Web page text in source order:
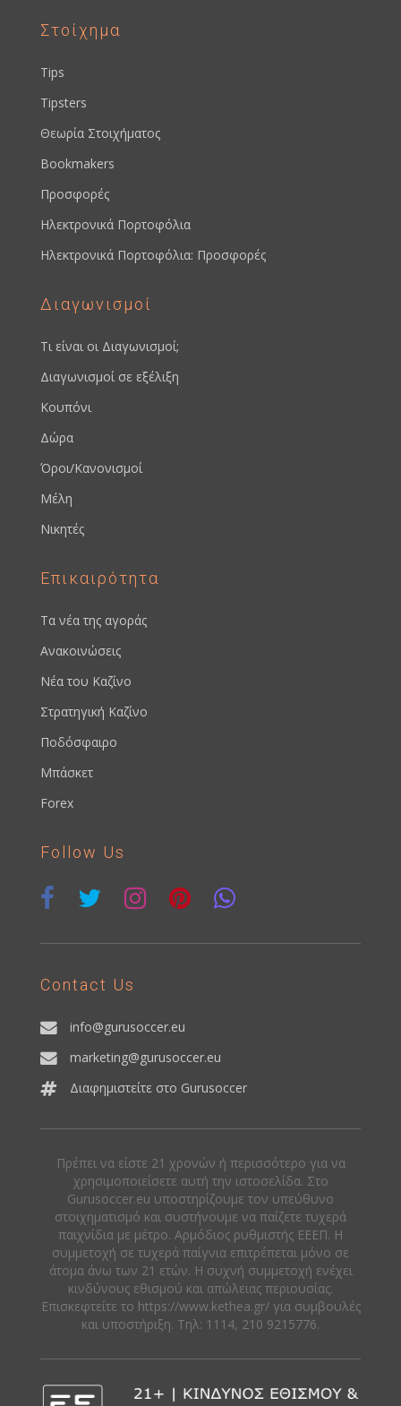
Στοίχημα
Tips
Tipsters
Θεωρία Στοιχήματος
Bookmakers
Προσφορές
Ηλεκτρονικά Πορτοφόλια
Ηλεκτρονικά Πορτοφόλια: Προσφορές
Διαγωνισμοί
Τι είναι οι Διαγωνισμοί;
Διαγωνισμοί σε εξέλιξη
Κουπόνι
Δώρα
Όροι/Κανονισμοί
Μέλη
Νικητές
Επικαιρότητα
Τα νέα της αγοράς
Ανακοινώσεις
Νέα του Καζίνο
Στρατηγική Καζίνο
Ποδόσφαιρο
Μπάσκετ
Forex
Follow Us
Contact Us
info@gurusoccer.eu
marketing@gurusoccer.eu
Διαφημιστείτε στο Gurusoccer
Πρέπει να είστε 21 χρονών ή περισσότερο για να
χρησιμοποιείσετε αυτή την ιστοσελίδα. Στο
Gurusoccer.eu υποστηρίζουμε τον υπεύθυνο
στοιχηματισμό και συστήνουμε να παίζετε τυχερά
παιχνίδια με μέτρο. Αρμόδιος ρυθμιστής ΕΕΕΠ. Η
συμμετοχή σε τυχερά παίγνια επιτρέπεται μόνο σε
άτομα άνω των 21 ετών. Η συχνή συμμετοχή ενέχει
κινδύνους εθισμού και απώλειας περιουσίας.
Eπισκεφτείτε το https://www.kethea.gr/ για συμβουλές
και υποστήριξη. Tηλ: 1114, 210 9215776.